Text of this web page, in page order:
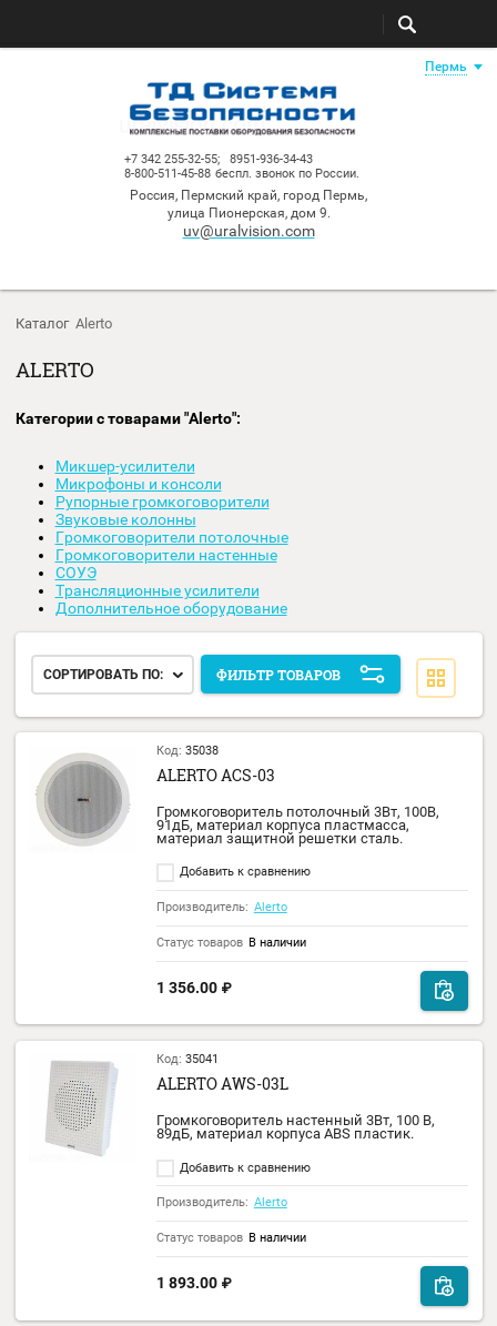
+7 342 255-32-55;
8951-936-34-43
беспл. звонок по России.
8-800-511-45-88
Россия, Пермский край, город Пермь,
улица Пионерская, дом 9.
Каталог Alerto
ALERTO
Категории с товарами "Alerto":
Микшер-усилители
Микрофоны и консоли
Рупорные громкоговорители
Звуковые колонны
Громкоговорители потолочные
Громкоговорители настенные
СОУЭ
Трансляционные усилители
Дополнительное оборудование
СОРТИРОВАТЬ ПО:
Код:35038
ALERTO ACS-03
Громкоговоритель потолочный 3Вт, 100В,
91дБ, материал корпуса пластмасса,
материал защитной решетки сталь.
Код:35041
ALERTO AWS-03L
Громкоговоритель настенный 3Вт, 100 В,
89дБ, материал корпуса АВS пластик.